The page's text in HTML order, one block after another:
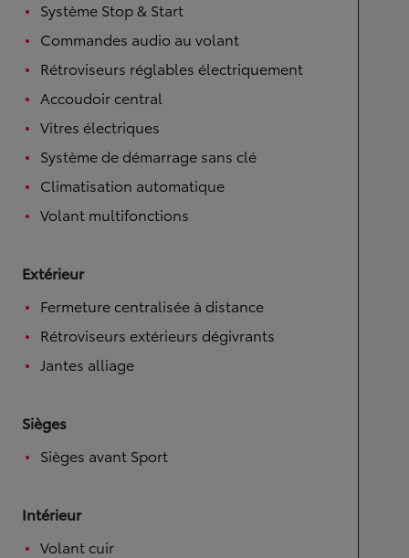
Système Stop & Start
Commandes audio au volant
Rétroviseurs réglables électriquement
Accoudoir central
Vitres électriques
Système de démarrage sans clé
Climatisation automatique
Volant multifonctions
Extérieur
Fermeture centralisée à distance
Rétroviseurs extérieurs dégivrants
Jantes alliage
Sièges
Sièges avant Sport
Intérieur
Volant cuir